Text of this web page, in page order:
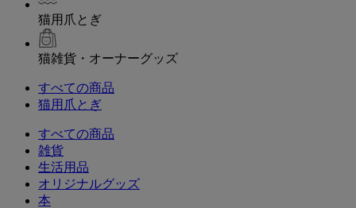
猫用爪とぎ
猫雑貨・オーナーグッズ
すべての商品
猫用爪とぎ
すべての商品
雑貨
生活用品
オリジナルグッズ
本